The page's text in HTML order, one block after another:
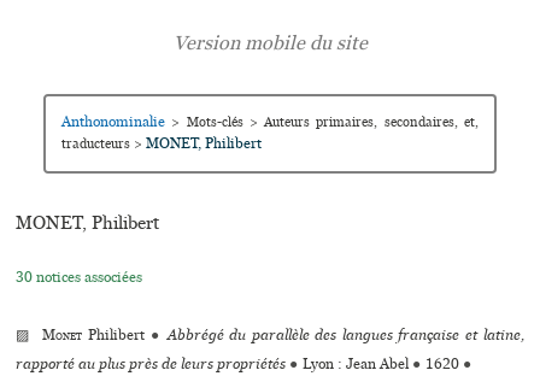
Anthonominalie > Mots-clés > Auteurs primaires, secondaires, et,
traducteurs > MONET, Philibert
MONET, Philibert
30 notices associées
▨Monet Philibert ● Abbrégé du parallèle des langues française et latine,
rapporté au plus près de leurs propriétés ● Lyon : Jean Abel ● 1620 ●